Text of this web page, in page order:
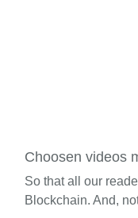
Choosen videos
So that all our
Blockchain. And,